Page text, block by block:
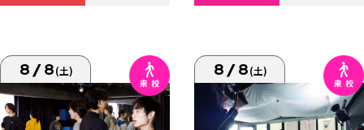
8/8(土) 8/8(土)